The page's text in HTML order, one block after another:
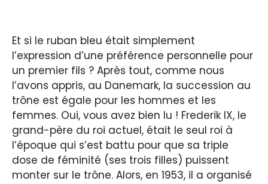
Et si le ruban bleu était simplement
l’expression d’une préférence personnelle pour
un premier fils ? Après tout, comme nous
l’avons appris, au Danemark, la succession au
trône est égale pour les hommes et les
femmes. Oui, vous avez bien lu ! Frederik IX, le
grand-père du roi actuel, était le seul roi à
l’époque qui s’est battu pour que sa triple
dose de féminité (ses trois filles) puissent
monter sur le trône. Alors, en 1953, il a organisé